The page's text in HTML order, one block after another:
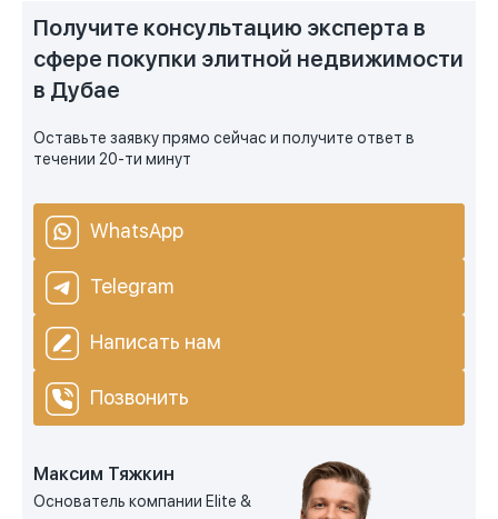
Получите консультацию эксперта в
сфере покупки элитной недвижимости
в Дубае
Оставьте заявку прямо сейчас и получите ответ в
течении 20-ти минут
WhatsApp
Telegram
Написать нам
Позвонить
Максим Тяжкин
Основатель компании Elite &